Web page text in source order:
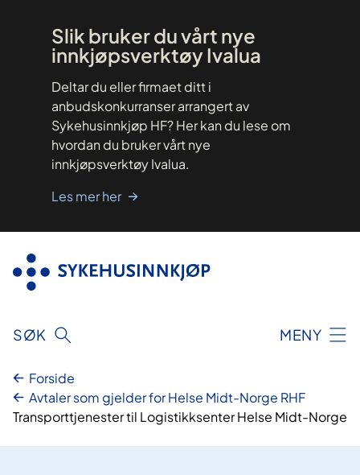
Slik bruker du vårt nye
innkjøpsverktøy Ivalua
Deltar du eller firmaet ditt i
anbudskonkurranser arrangert av
Sykehusinnkjøp HF? Her kan du lese om
hvordan du bruker vårt nye
innkjøpsverktøy Ivalua.
Les mer her
SØK MENY
Forside
Avtaler som gjelder for Helse Midt-Norge RHF
Transporttjenester til Logistikksenter Helse Midt-Norge